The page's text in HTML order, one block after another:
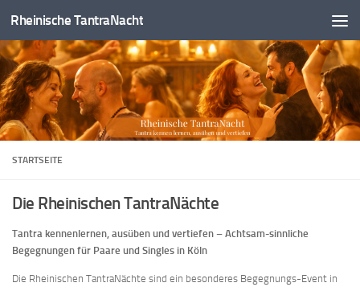
Zum Inhalt springen
Rheinische TantraNacht
STARTSEITE
Die Rheinischen TantraNächte
Tantra kennenlernen, ausüben und vertiefen – Achtsam-sinnliche
Begegnungen für Paare und Singles in Köln
Die Rheinischen TantraNächte sind ein besonderes Begegnungs-Event in